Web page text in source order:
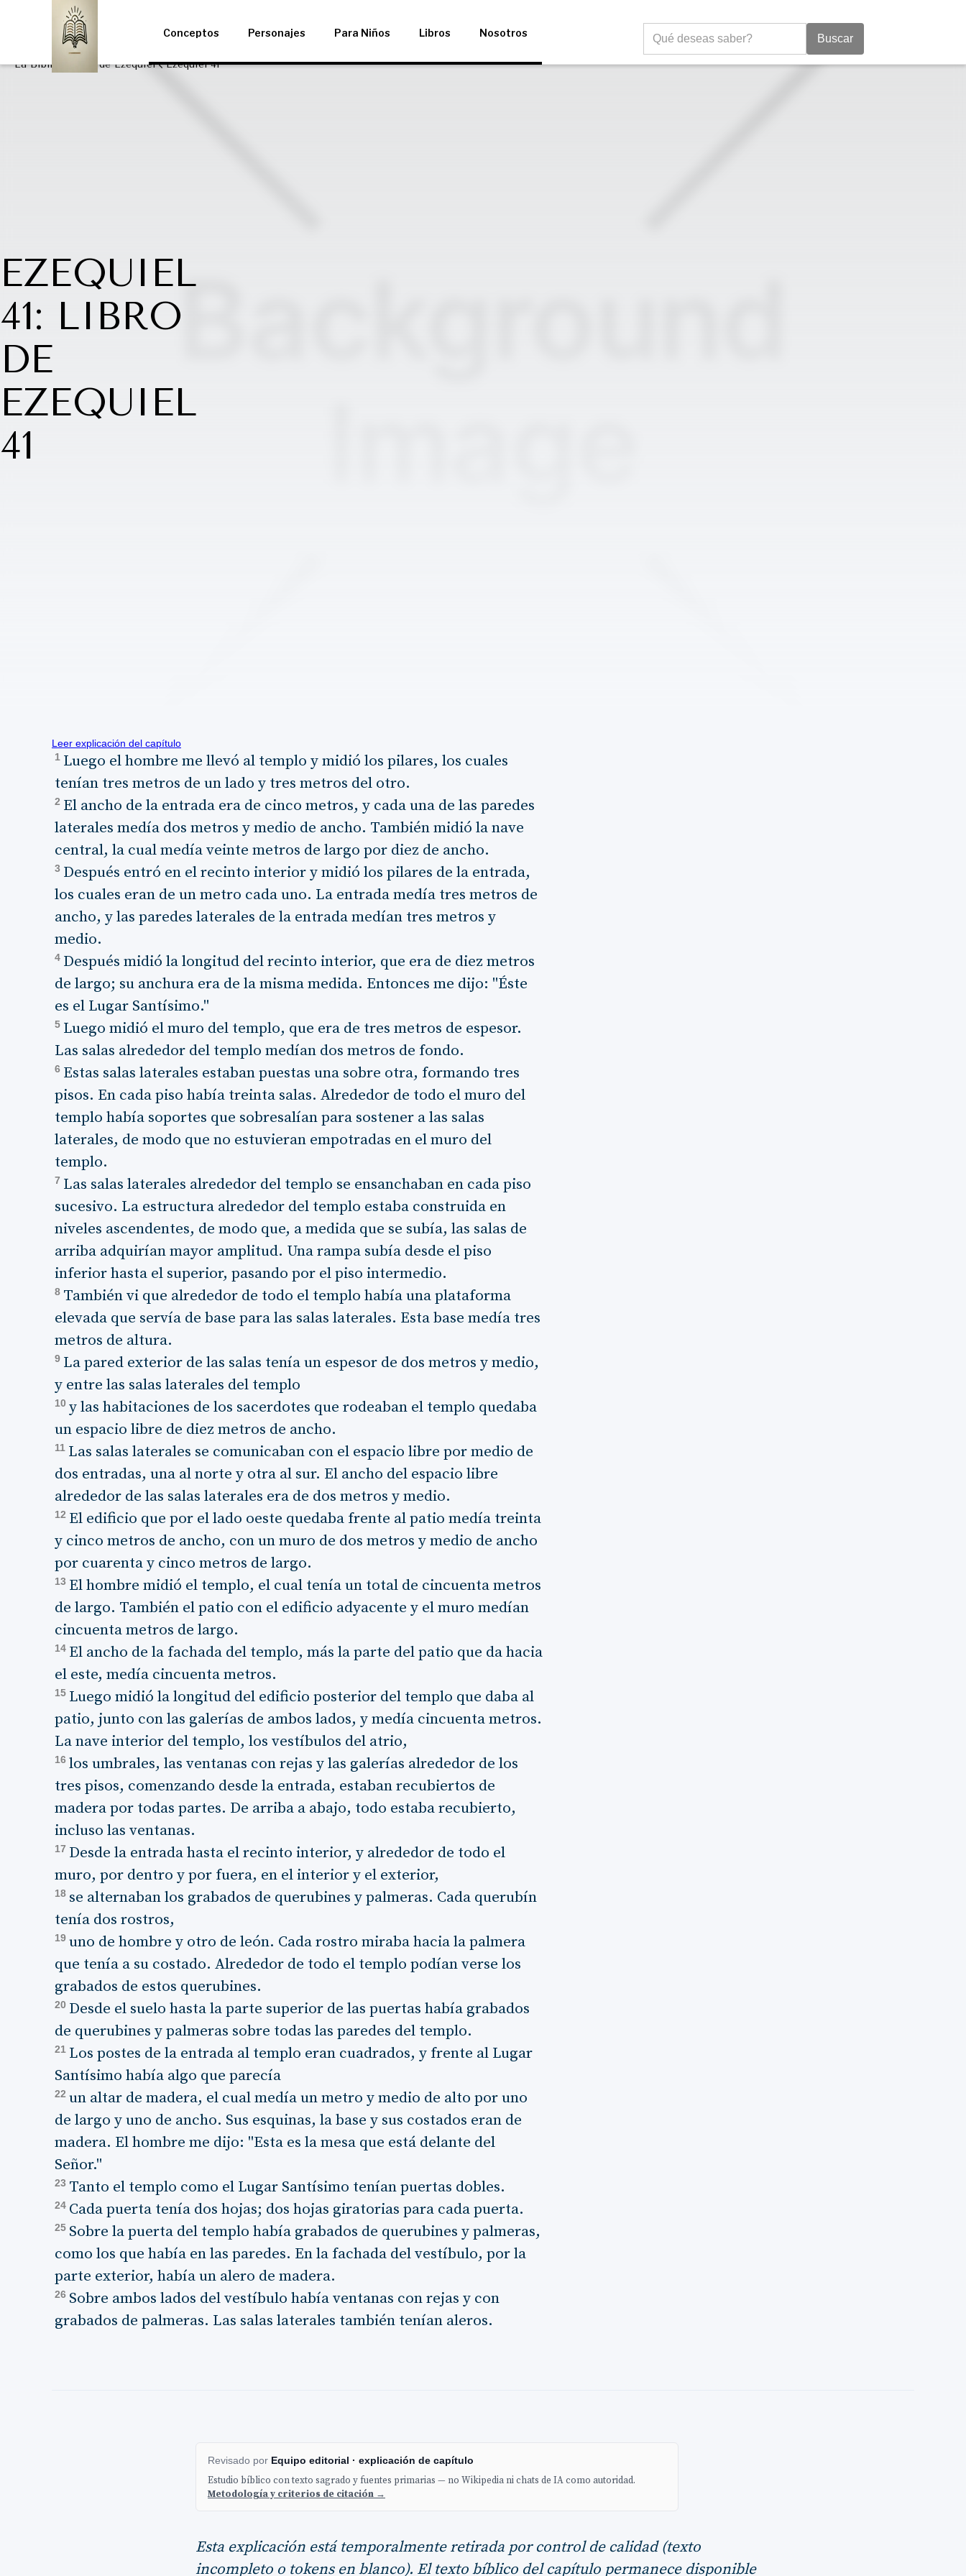
Conceptos Personajes Para Niños Libros Nosotros
EZEQUIEL
41: LIBRO
DE
EZEQUIEL
41
La Biblia Libro de Ezequiel Ezequiel 41
Leer explicación del capítulo
1 Luego el hombre me llevó al templo y midió los pilares, los cuales
tenían tres metros de un lado y tres metros del otro.
2 El ancho de la entrada era de cinco metros, y cada una de las paredes
laterales medía dos metros y medio de ancho. También midió la nave
central, la cual medía veinte metros de largo por diez de ancho.
3 Después entró en el recinto interior y midió los pilares de la entrada,
los cuales eran de un metro cada uno. La entrada medía tres metros de
ancho, y las paredes laterales de la entrada medían tres metros y
medio.
4 Después midió la longitud del recinto interior, que era de diez metros
de largo; su anchura era de la misma medida. Entonces me dijo: "Éste
es el Lugar Santísimo."
5 Luego midió el muro del templo, que era de tres metros de espesor.
Las salas alrededor del templo medían dos metros de fondo.
6 Estas salas laterales estaban puestas una sobre otra, formando tres
pisos. En cada piso había treinta salas. Alrededor de todo el muro del
templo había soportes que sobresalían para sostener a las salas
laterales, de modo que no estuvieran empotradas en el muro del
templo.
7 Las salas laterales alrededor del templo se ensanchaban en cada piso
sucesivo. La estructura alrededor del templo estaba construida en
niveles ascendentes, de modo que, a medida que se subía, las salas de
arriba adquirían mayor amplitud. Una rampa subía desde el piso
inferior hasta el superior, pasando por el piso intermedio.
8 También vi que alrededor de todo el templo había una plataforma
elevada que servía de base para las salas laterales. Esta base medía tres
metros de altura.
9 La pared exterior de las salas tenía un espesor de dos metros y medio,
y entre las salas laterales del templo
10y las habitaciones de los sacerdotes que rodeaban el templo quedaba
un espacio libre de diez metros de ancho.
11 Las salas laterales se comunicaban con el espacio libre por medio de
dos entradas, una al norte y otra al sur. El ancho del espacio libre
alrededor de las salas laterales era de dos metros y medio.
12 El edificio que por el lado oeste quedaba frente al patio medía treinta
y cinco metros de ancho, con un muro de dos metros y medio de ancho
por cuarenta y cinco metros de largo.
13 El hombre midió el templo, el cual tenía un total de cincuenta metros
de largo. También el patio con el edificio adyacente y el muro medían
cincuenta metros de largo.
14 El ancho de la fachada del templo, más la parte del patio que da hacia
el este, medía cincuenta metros.
15 Luego midió la longitud del edificio posterior del templo que daba al
patio, junto con las galerías de ambos lados, y medía cincuenta metros.
La nave interior del templo, los vestíbulos del atrio,
16los umbrales, las ventanas con rejas y las galerías alrededor de los
tres pisos, comenzando desde la entrada, estaban recubiertos de
madera por todas partes. De arriba a abajo, todo estaba recubierto,
incluso las ventanas.
17 Desde la entrada hasta el recinto interior, y alrededor de todo el
muro, por dentro y por fuera, en el interior y el exterior,
18 se alternaban los grabados de querubines y palmeras. Cada querubín
tenía dos rostros,
19uno de hombre y otro de león. Cada rostro miraba hacia la palmera
que tenía a su costado. Alrededor de todo el templo podían verse los
grabados de estos querubines.
20 Desde el suelo hasta la parte superior de las puertas había grabados
de querubines y palmeras sobre todas las paredes del templo.
21 Los postes de la entrada al templo eran cuadrados, y frente al Lugar
Santísimo había algo que parecía
22un altar de madera, el cual medía un metro y medio de alto por uno
de largo y uno de ancho. Sus esquinas, la base y sus costados eran de
madera. El hombre me dijo: "Esta es la mesa que está delante del
Señor."
23 Tanto el templo como el Lugar Santísimo tenían puertas dobles.
24 Cada puerta tenía dos hojas; dos hojas giratorias para cada puerta.
25 Sobre la puerta del templo había grabados de querubines y palmeras,
como los que había en las paredes. En la fachada del vestíbulo, por la
parte exterior, había un alero de madera.
26 Sobre ambos lados del vestíbulo había ventanas con rejas y con
grabados de palmeras. Las salas laterales también tenían aleros.
Revisado por Equipo editorial · explicación de capítulo
Estudio bíblico con texto sagrado y fuentes primarias — no Wikipedia ni chats de IA como autoridad.
Metodología y criterios de citación →
Esta explicación está temporalmente retirada por control de calidad (texto
incompleto o tokens en blanco). El texto bíblico del capítulo permanece disponible